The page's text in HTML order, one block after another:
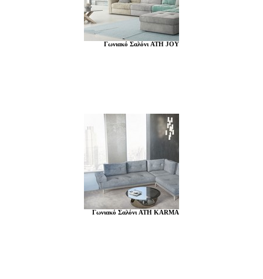
Γωνιακό Σαλόνι ATH JOY
Γωνιακό Σαλόνι ATH KARMA